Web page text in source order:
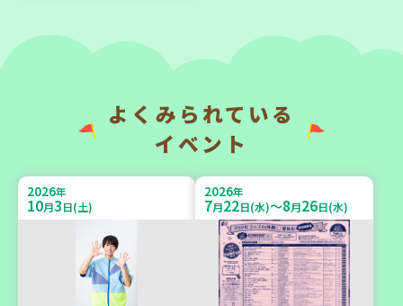
親子で楽しむ
親子で楽しむ
2026 年
16
神戸市兵庫区
よくみられている
イベント
2026年
10月3日(土)
2026年
7月22日(水)～8月26日(水)